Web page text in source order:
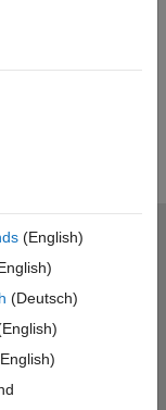
(English)
(Deutsch)
リシー
タス